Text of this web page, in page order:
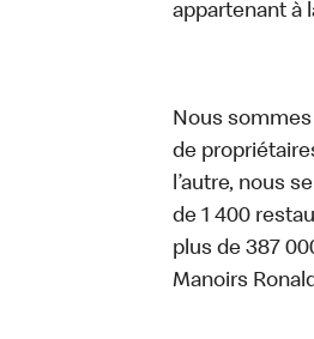
appartenant à
Nous
de
l’autre, nous
de 1 400
plus de 387
Manoirs